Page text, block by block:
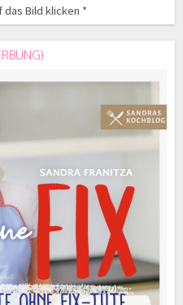
das Bild klicken *